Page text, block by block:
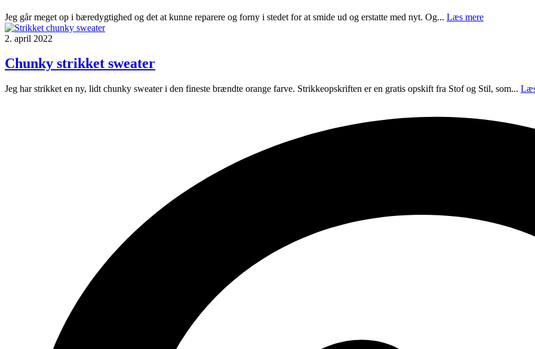
Jeg går meget op i bæredygtighed og det at kunne reparere og forny i stedet for at smide ud og erstatte med nyt. Og... Læs mere
2. april 2022
Chunky strikket sweater
Jeg har strikket en ny, lidt chunky sweater i den fineste brændte orange farve. Strikkeopskriften er en gratis opskift fra Stof og Stil, som...